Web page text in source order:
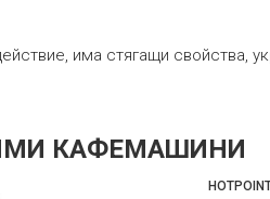
има стягащи свойства,
КАФЕМАШИНИ